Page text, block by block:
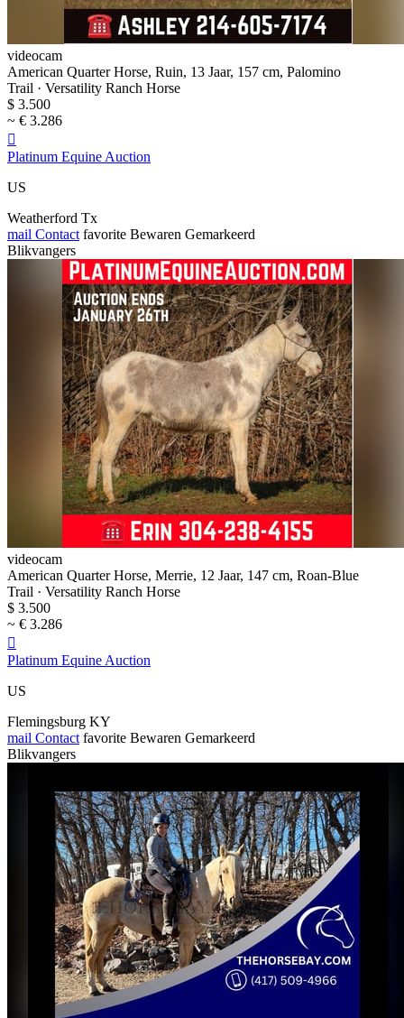
videocam
American Quarter Horse, Ruin, 13 Jaar, 157 cm, Palomino
Trail · Versatility Ranch Horse
$ 3.500
~ € 3.286

Platinum Equine Auction
US
Weatherford Tx
mail Contact favorite Bewaren Gemarkeerd
Blikvangers
videocam
American Quarter Horse, Merrie, 12 Jaar, 147 cm, Roan-Blue
Trail · Versatility Ranch Horse
$ 3.500
~ € 3.286

Platinum Equine Auction
US
Flemingsburg KY
mail Contact favorite Bewaren Gemarkeerd
Blikvangers